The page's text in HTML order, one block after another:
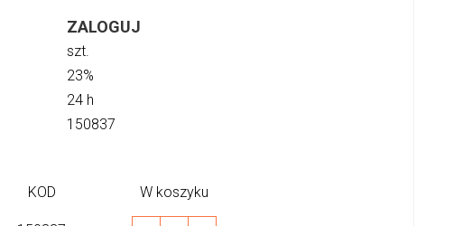
ZALOGUJ
szt.
23%
24 h
150837
KOD W koszyku